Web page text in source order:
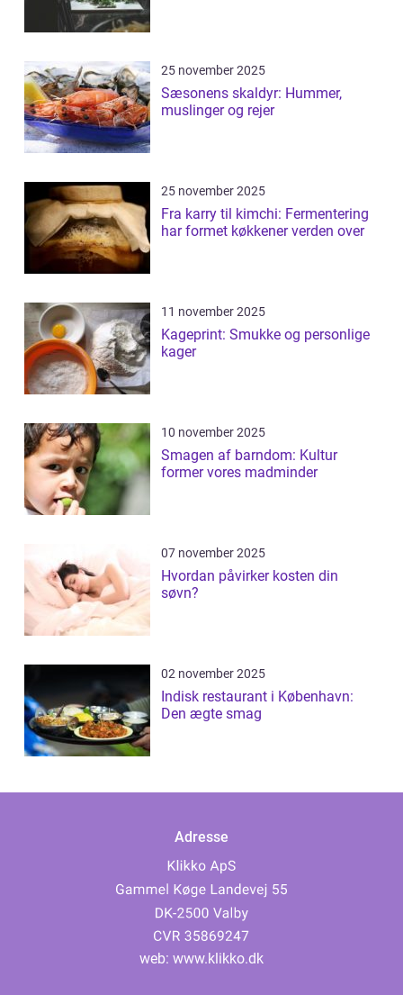
25 november 2025
Sæsonens skaldyr: Hummer,
muslinger og rejer
25 november 2025
Fra karry til kimchi: Fermentering
har formet køkkener verden over
11 november 2025
Kageprint: Smukke og personlige
kager
10 november 2025
Smagen af barndom: Kultur
former vores madminder
07 november 2025
Hvordan påvirker kosten din
søvn?
02 november 2025
Indisk restaurant i København:
Den ægte smag
Adresse
web: www.klikko.dk